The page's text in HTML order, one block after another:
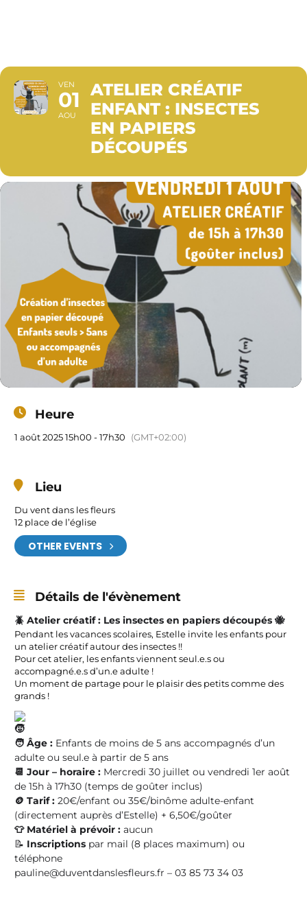
VEN
01
AOU
ATELIER CRÉATIF
ENFANT : INSECTES
EN PAPIERS
DÉCOUPÉS
Heure
1 août 2025 15h00 - 17h30 (GMT+02:00)
Lieu
Du vent dans les fleurs
12 place de l’église
OTHER EVENTS
Détails de l'évènement
🪲 Atelier créatif : Les insectes en papiers découpés 🐝
Pendant les vacances scolaires, Estelle invite les enfants pour
un atelier créatif autour des insectes !!
Pour cet atelier, les enfants viennent seul.e.s ou
accompagné.e.s d’un.e adulte !
Un moment de partage pour le plaisir des petits comme des
grands !
🧑 Âge : Enfants de moins de 5 ans accompagnés d’un
adulte ou seul.e à partir de 5 ans
📆 Jour – horaire : Mercredi 30 juillet ou vendredi 1er août
de 15h à 17h30 (temps de goûter inclus)
🪙 Tarif : 20€/enfant ou 35€/binôme adulte-enfant
(directement auprès d’Estelle) + 6,50€/goûter
👕 Matériel à prévoir : aucun
📝 Inscriptions par mail (8 places maximum) ou
téléphone
pauline@duventdanslesfleurs.fr – 03 85 73 34 03